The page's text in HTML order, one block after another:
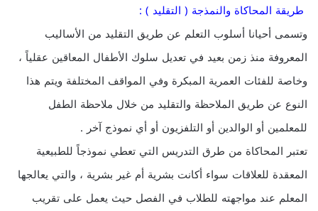
طريقة المحاكاة والنمذجة ( التقليد ) :
وتسمى أحيانا أسلوب التعلم عن طريق التقليد من الأساليب
المعروفة منذ زمن بعيد في تعديل سلوك الأطفال المعاقين عقلياً ،
وخاصة للفئات العمرية المبكرة وفي المواقف المختلفة ويتم هذا
النوع عن طريق الملاحظة والتقليد من خلال ملاحظة الطفل
للمعلمين أو الوالدين أو التلفزيون أو أي نموذج آخر .
تعتبر المحاكاة من طرق التدريس التي تعطي نموذجاً للطبيعية
المعقدة للعلاقات سواء أكانت بشرية أم غير بشرية ، والتي يعالجها
المعلم عند مواجهته للطلاب في الفصل حيث يعمل على تقريب